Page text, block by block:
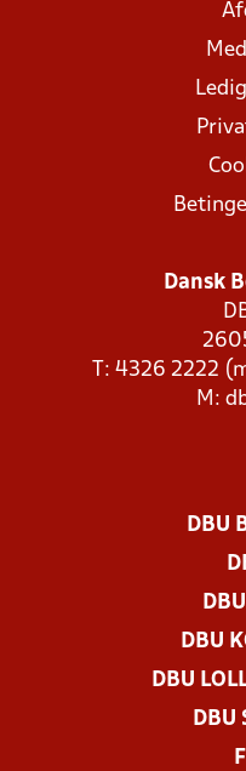
Dansk
T: 4326 2222
M:
DBU
DBU
DBU
DBU